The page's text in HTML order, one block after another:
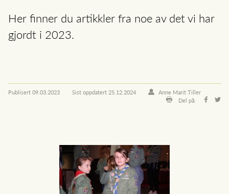
Her finner du artikkler fra noe av det vi har
gjordt i 2023.
Publisert09.03.2023 Sist oppdatert 25.12.2024
Anne Marit Tiller
Del på: